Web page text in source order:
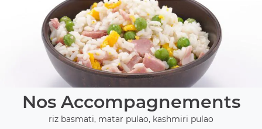
Nos Accompagnements
riz basmati, matar pulao, kashmiri pulao